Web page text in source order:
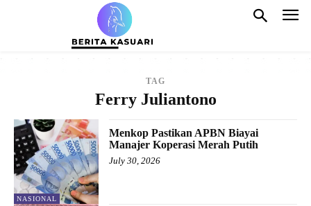
TAG
Ferry Juliantono
NASIONAL
Menkop Pastikan APBN Biayai
Manajer Koperasi Merah Putih
July 30, 2026